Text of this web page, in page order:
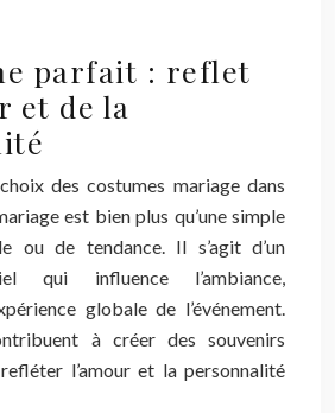
parfait : reflet
et de la
des costumes mariage dans
est bien plus qu’une simple
ou de tendance. Il s’agit d’un
qui influence l’ambiance,
globale de l’événement.
à créer des souvenirs
l’amour et la personnalité